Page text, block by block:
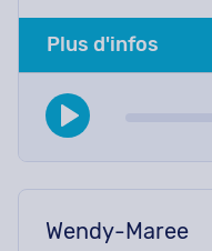
Plus d'infos
Wendy-Maree